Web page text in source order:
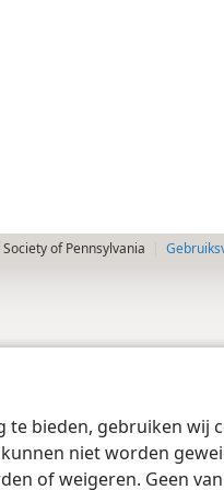
bieden, gebruiken wij
niet worden
of weigeren. Geen
of Pennsylvania